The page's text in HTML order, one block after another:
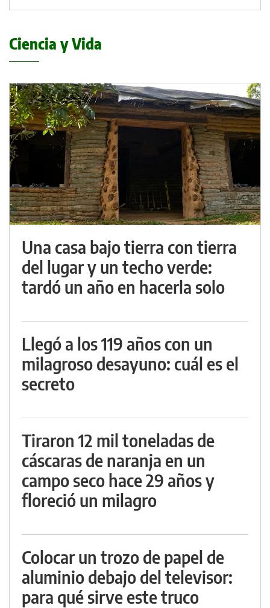
Ciencia y Vida
Una casa bajo tierra con tierra
del lugar y un techo verde:
tardó un año en hacerla solo
Llegó a los 119 años con un
milagroso desayuno: cuál es el
secreto
Tiraron 12 mil toneladas de
cáscaras de naranja en un
campo seco hace 29 años y
floreció un milagro
Colocar un trozo de papel de
aluminio debajo del televisor:
para qué sirve este truco